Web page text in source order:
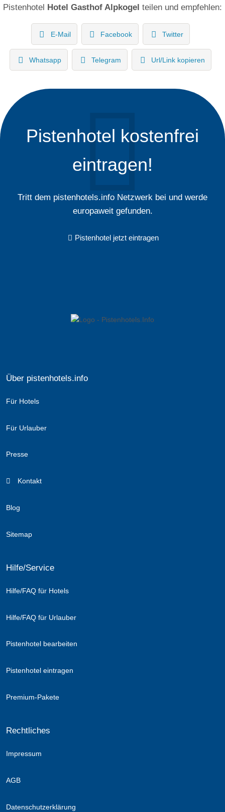
Pistenhotel Hotel Gasthof Alpkogel teilen und empfehlen:
E-Mail Facebook Twitter
Whatsapp Telegram Url/Link kopieren
Pistenhotel kostenfrei
eintragen!
Tritt dem pistenhotels.info Netzwerk bei und werde
europaweit gefunden.
Pistenhotel jetzt eintragen
Über pistenhotels.info
Für Hotels
Für Urlauber
Presse
Kontakt
Blog
Sitemap
Hilfe/Service
Hilfe/FAQ für Hotels
Hilfe/FAQ für Urlauber
Pistenhotel bearbeiten
Pistenhotel eintragen
Premium-Pakete
Rechtliches
Impressum
AGB
Datenschutzerklärung